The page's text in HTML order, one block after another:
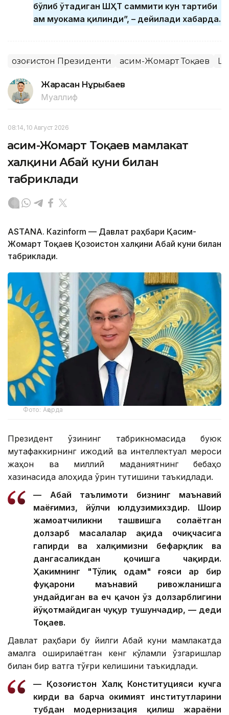
бўлиб ўтадиган ШҲТ саммити кун тартиби
ҳам муҳокама қилинди”, – дейилади хабарда.
Қозоғистон Президенти Қасим-Жомарт Тоқаев
Жарасқан Нұрыбаев
Муаллиф
08:14, 10 Август 2026
Қасим-Жомарт Тоқаев мамлакат
халқини Абай куни билан
табриклади
ASTANА. Кazinform — Давлат раҳбари Қасим-
Жомарт Тоқаев Қозоғистон халқини Абай куни билан
табриклади.
Фото: Ақорда
Президент ўзининг табрикномасида буюк
мутафаккирнинг ижодий ва интеллектуал мероси
жаҳон ва миллий маданиятнинг бебаҳо
хазинасида алоҳида ўрин тутишини таъкидлади.
— Абай таълимоти бизнинг маънавий
маёғимиз, йўлчи юлдузимихздир. Шоир
жамоатчиликни ташвишга солаётган
долзарб масалалар ҳақида очиқчасига
гапирди ва халқимизни бефарқлик ва
дангасаликдан қочишга чақирди.
Ҳакимнинг "Тўлиқ одам" ғояси ҳар бир
фуқарони маънавий ривожланишга
ундайдиган ва ҳеч қачон ўз долзарблигини
йўқотмайдиган чуқур тушунчадир, — деди
Тоқаев.
Давлат раҳбари бу йилги Абай куни мамлакатда
амалга оширилаётган кенг кўламли ўзгаришлар
билан бир вақтга тўғри келишини таъкидлади.
— Қозоғистон Халқ Конституцияси кучга
кирди ва барча ҳокимият институтларини
тубдан модернизация қилиш жараёни